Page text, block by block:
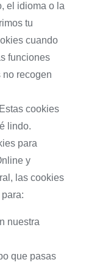
el idioma o la
tu
cuando
funciones
no recogen
Estas cookies
lindo.
para
y
las cookies
nuestra
que pasas